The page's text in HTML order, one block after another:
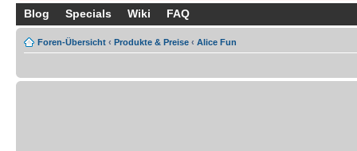
Blog Specials Wiki FAQ
Foren-Übersicht ‹ Produkte & Preise ‹ Alice Fun